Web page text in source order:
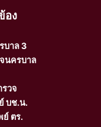
อง
บาล 3
นครบาล
วจ
บช.น.
ตร.